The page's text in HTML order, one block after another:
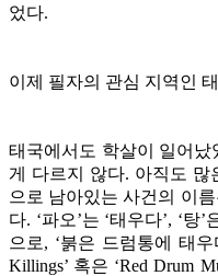
었다.
이제 필자의 관심 지역인
태국에서도 학살이 일어
게 다르지 않다. 아직도 많
으로 남아있는 사건의 이름
다. ‘파오’는 ‘태우다’, ‘탕’
으로, ‘붉은 드럼통에 태
Killings’ 혹은 ‘Red Drum